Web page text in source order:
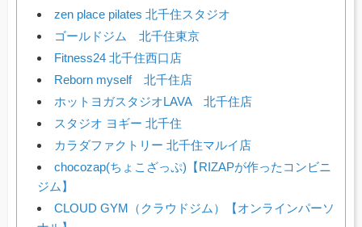
zen place pilates 北千住スタジオ
ゴールドジム 北千住東京
Fitness24 北千住西口店
Reborn myself 北千住店
ホットヨガスタジオLAVA 北千住店
スタジオ ヨギー 北千住
カラダファクトリー 北千住マルイ店
chocozap(ちょこざっぷ)【RIZAPが作ったコンビニ
ジム】
CLOUD GYM（クラウドジム）【オンラインパーソ